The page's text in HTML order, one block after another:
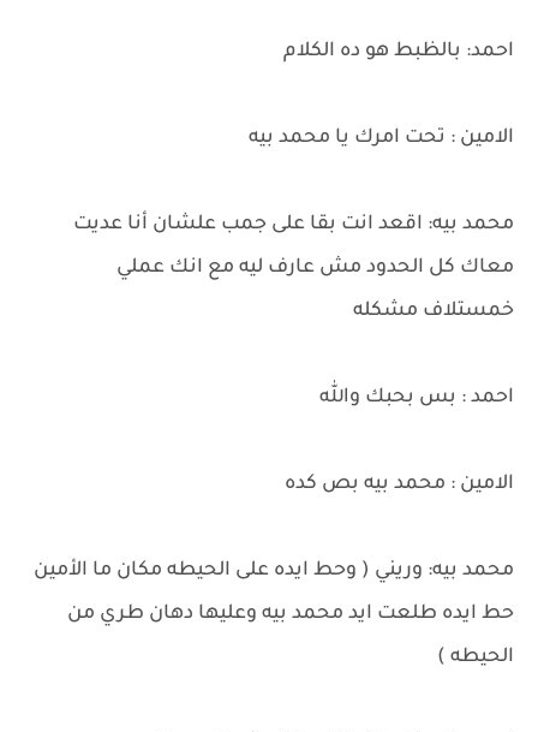
احمد: بالظبط هو ده الكلام
الامين : تحت امرك يا محمد بيه
محمد بيه: اقعد انت بقا على جمب علشان أنا عديت
معاك كل الحدود مش عارف ليه مع انك عملي
خمستلاف مشكله
احمد : بس بحبك والله
الامين : محمد بيه بص كده
محمد بيه: وريني ( وحط ايده على الحيطه مكان ما الأمين
حط ايده طلعت ايد محمد بيه وعليها دهان طري من
الحيطه )